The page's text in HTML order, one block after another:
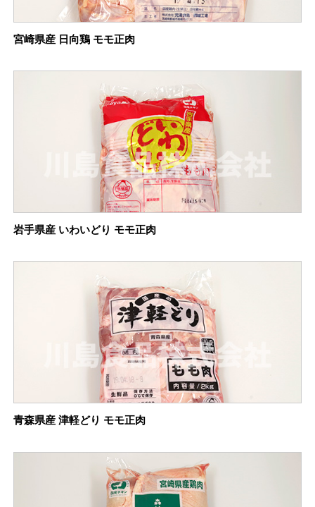
宮崎県産 日向鶏 モモ正肉
岩手県産 いわいどり モモ正肉
青森県産 津軽どり モモ正肉